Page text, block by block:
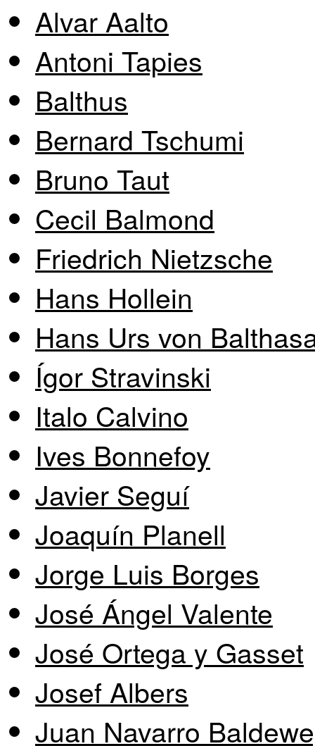
Alvar Aalto
Antoni Tapies
Balthus
Bernard Tschumi
Bruno Taut
Cecil Balmond
Friedrich Nietzsche
Hans Hollein
Hans Urs von
Ígor Stravinski
Italo Calvino
Ives Bonnefoy
Javier Seguí
Joaquín Planell
Jorge Luis Borges
José Ángel Valente
José Ortega y Gasset
Josef Albers
Juan Navarro